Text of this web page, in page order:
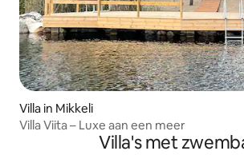
Villa in Mikkeli
Villa Viita – Luxe aan een meer
Villa's met